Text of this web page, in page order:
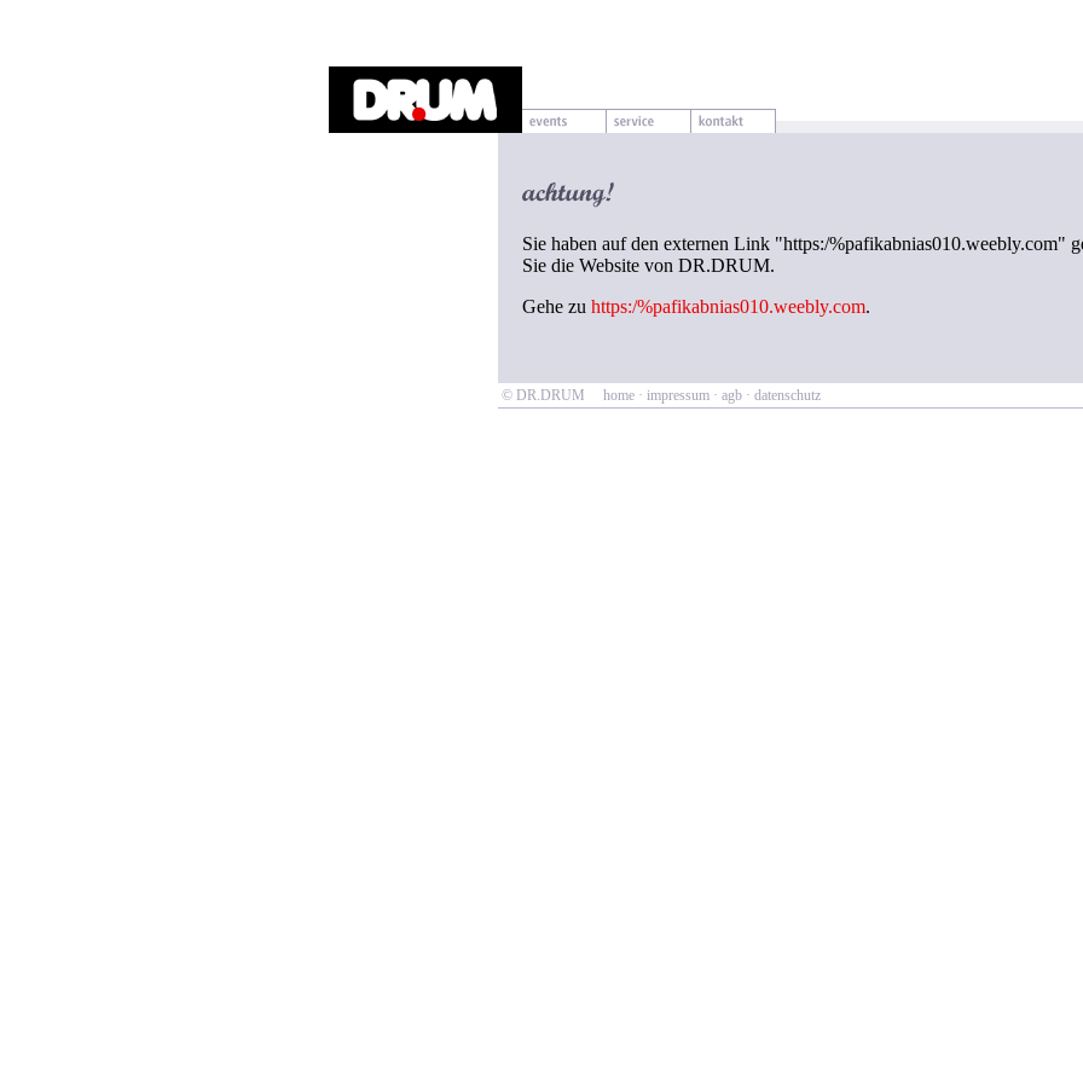
Sie haben auf den externen Link "https:/%pafikabnias010.weebly.com"
Sie die Website von DR.DRUM.
Gehe zu https:/%pafikabnias010.weebly.com.
© DR.DRUM home · impressum · agb · datenschutz